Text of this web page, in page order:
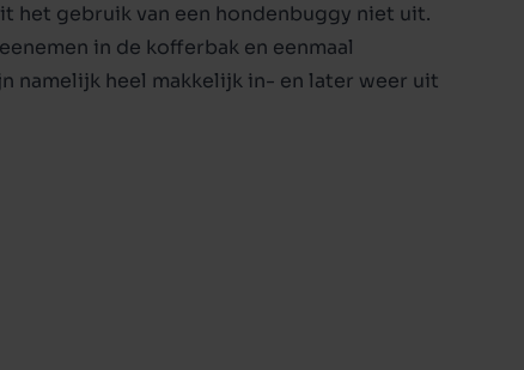
het gebruik van een hondenbuggy niet uit.
in de kofferbak en eenmaal
namelijk heel makkelijk in- en later weer uit